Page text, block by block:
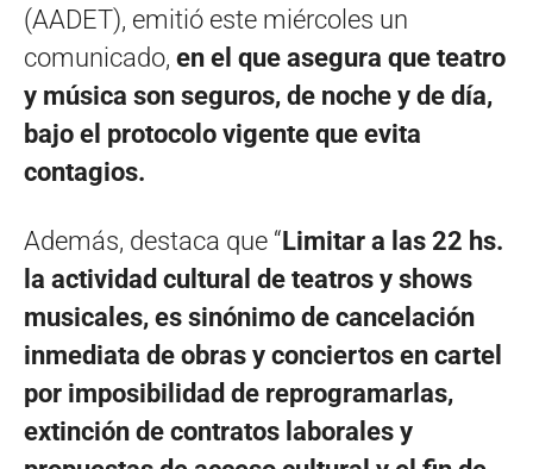
(AADET), emitió este miércoles un
comunicado, en el que asegura que teatro
y música son seguros, de noche y de día,
bajo el protocolo vigente que evita
contagios.
Además, destaca que “Limitar a las 22 hs.
la actividad cultural de teatros y shows
musicales, es sinónimo de cancelación
inmediata de obras y conciertos en cartel
por imposibilidad de reprogramarlas,
extinción de contratos laborales y